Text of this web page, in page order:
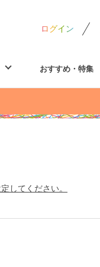
ログイン
おすすめ・特集
してください。